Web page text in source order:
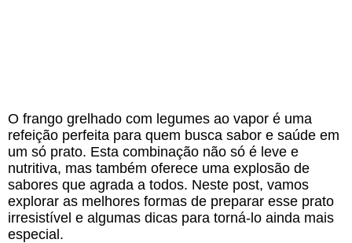
O frango grelhado com legumes ao vapor é uma
refeição perfeita para quem busca sabor e saúde em
um só prato. Esta combinação não só é leve e
nutritiva, mas também oferece uma explosão de
sabores que agrada a todos. Neste post, vamos
explorar as melhores formas de preparar esse prato
irresistível e algumas dicas para torná-lo ainda mais
especial.